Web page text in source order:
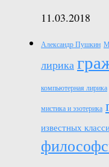
11.03.2018
Александр Пушкин
лирика
компьютерная лирика
мистика и эзотерика
известных